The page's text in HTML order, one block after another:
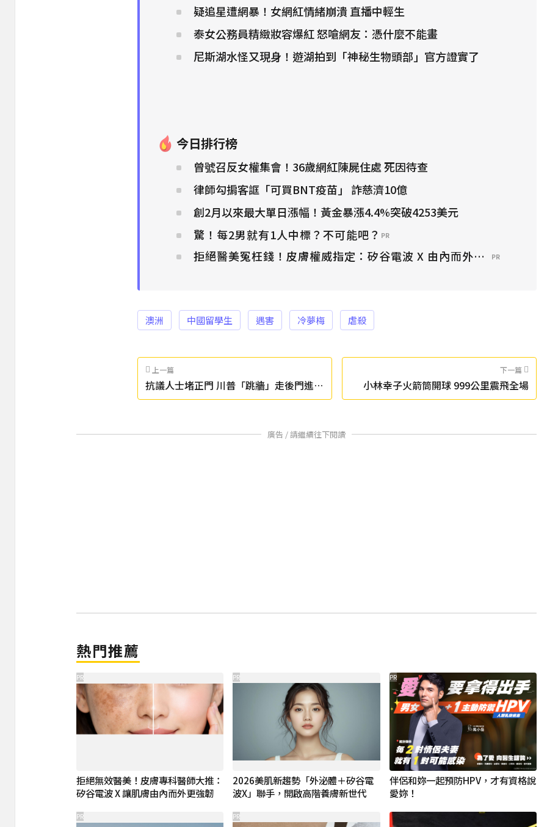
疑追星遭網暴！女網紅情緒崩潰 直播中輕生
泰女公務員精緻妝容爆紅 怒嗆網友：憑什麼不能畫
尼斯湖水怪又現身！遊湖拍到「神秘生物頭部」官方證實了
今日排行榜
曾號召反女權集會！36歲網紅陳屍住處 死因待查
律師勾掮客誆「可買BNT疫苗」 詐慈濟10億
創2月以來最大單日漲幅！黃金暴漲4.4%突破4253美元
驚！每2男就有1人中標？不可能吧？ PR
拒絕醫美冤枉錢！皮膚權威指定：矽谷電波 X 由內而外養出逆齡好膚
PR
澳洲 中國留學生 遇害 冷夢梅 虐殺
上一篇
抗議人士堵正門 川普「跳牆」走後門進會
場
下一篇
​小林幸子火箭筒開球 999公里震飛全場
廣告 / 請繼續往下閱讀
熱門推薦
拒絕無效醫美！皮膚專科醫師大推：
矽谷電波 X 讓肌膚由內而外更強韌
PR
2026美肌新趨勢「外泌體＋矽谷電
波X」聯手，開啟高階養膚新世代
PR
伴侶和妳一起預防HPV，才有資格說
愛妳！
PR
PR PR